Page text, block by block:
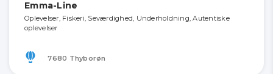
Emma-Line
Oplevelser, Fiskeri, Seværdighed, Underholdning, Autentiske
oplevelser
7680 Thyborøn